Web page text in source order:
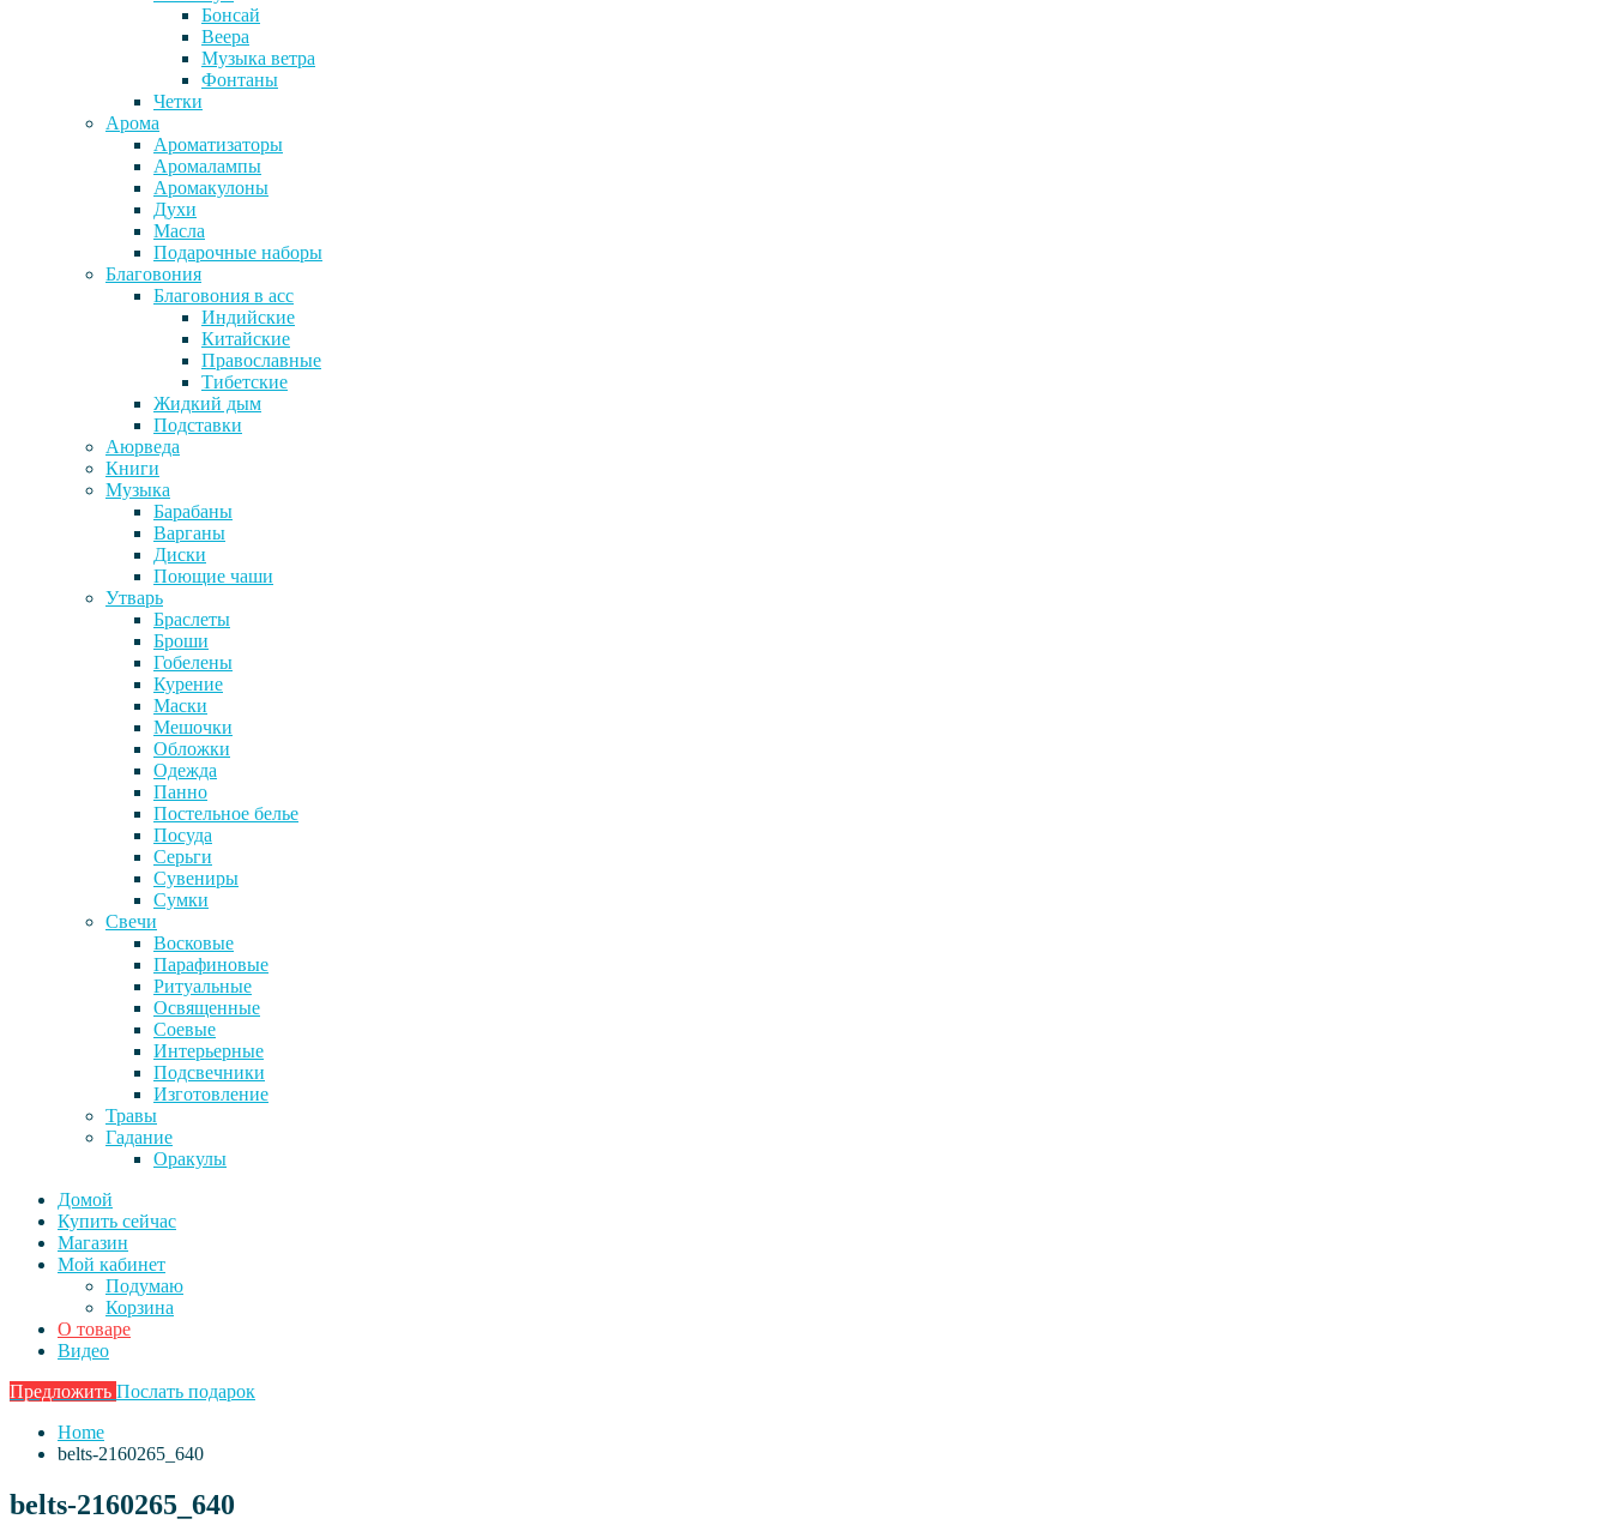
Бонсай
Веера
Музыка ветра
Фонтаны
Четки
Арома
Ароматизаторы
Аромалампы
Аромакулоны
Духи
Масла
Подарочные наборы
Благовония
Благовония в асс
Индийские
Китайские
Православные
Тибетские
Жидкий дым
Подставки
Аюрведа
Книги
Музыка
Барабаны
Варганы
Диски
Поющие чаши
Утварь
Браслеты
Броши
Гобелены
Курение
Маски
Мешочки
Обложки
Одежда
Панно
Постельное белье
Посуда
Серьги
Сувениры
Сумки
Свечи
Восковые
Парафиновые
Ритуальные
Освященные
Соевые
Интерьерные
Подсвечники
Изготовление
Травы
Гадание
Оракулы
Домой
Купить сейчас
Магазин
Мой кабинет
Подумаю
Корзина
О товаре
Видео
Предложить Послать подарок
Home
belts-2160265_640
belts-2160265_640